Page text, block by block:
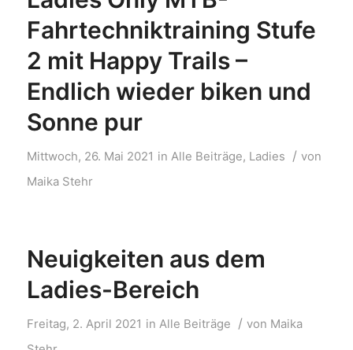
Fahrtechniktraining Stufe
2 mit Happy Trails –
Endlich wieder biken und
Sonne pur
Mittwoch, 26. Mai 2021 in Alle Beiträge, Ladies / von
Maika Stehr
Neuigkeiten aus dem
Ladies-Bereich
Freitag, 2. April 2021 in Alle Beiträge / von Maika